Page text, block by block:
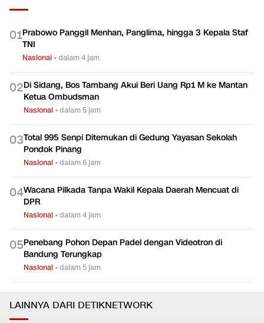
01Prabowo Panggil Menhan, Panglima, hingga 3 Kepala Staf
TNI
Nasional •dalam 4 jam
02Di Sidang, Bos Tambang Akui Beri Uang Rp1 M ke Mantan
Ketua Ombudsman
Nasional •dalam 5 jam
03Total 995 Senpi Ditemukan di Gedung Yayasan Sekolah
Pondok Pinang
Nasional •dalam 6 jam
04Wacana Pilkada Tanpa Wakil Kepala Daerah Mencuat di
DPR
Nasional •dalam 4 jam
05Penebang Pohon Depan Padel dengan Videotron di
Bandung Terungkap
Nasional •dalam 5 jam
LAINNYA DARI DETIKNETWORK